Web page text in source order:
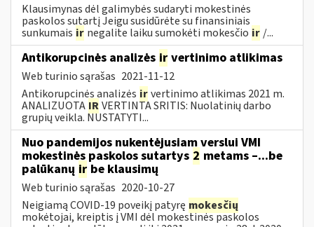
Klausimynas dėl galimybės sudaryti mokestinės
paskolos sutartį Jeigu susidūrėte su finansiniais
sunkumais ir negalite laiku sumokėti mokesčio ir /...
Antikorupcinės analizės ir vertinimo atlikimas
Web turinio sąrašas 2021-11-12
Antikorupcinės analizės irvertinimo atlikimas 2021 m.
ANALIZUOTA IRVERTINTA SRITIS: Nuolatinių darbo
grupių veikla. NUSTATYTI...
Nuo pandemijos nukentėjusiam verslui VMI
mokestinės paskolos sutartys 2 metams –...be
palūkanų ir be klausimų
Web turinio sąrašas 2020-10-27
Neigiamą COVID-19 poveikį patyrę mokesčių
mokėtojai, kreiptis į VMI dėl mokestinės paskolos